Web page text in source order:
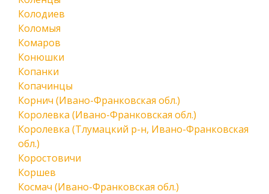
Колодиев
Коломыя
Комаров
Конюшки
Копанки
Копачинцы
Корнич (Ивано-Франковская обл.)
Королевка (Ивано-Франковская обл.)
Королевка (Тлумацкий р-н, Ивано-Франковская
обл.)
Коростовичи
Коршев
Космач (Ивано-Франковская обл.)